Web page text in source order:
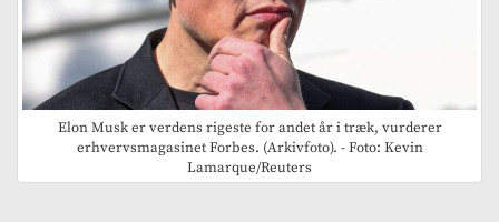
Elon Musk er verdens rigeste for andet år i træk, vurderer
erhvervsmagasinet Forbes. (Arkivfoto). - Foto: Kevin
Lamarque/Reuters